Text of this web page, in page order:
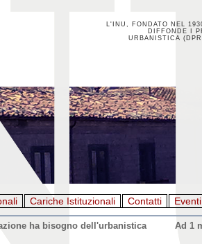
L'INU, FONDATO NEL
DIFFONDE I
URBANISTICA
Cariche Istituzionali Contatti Eventi
ha bisogno dell'urbanistica Ad 1